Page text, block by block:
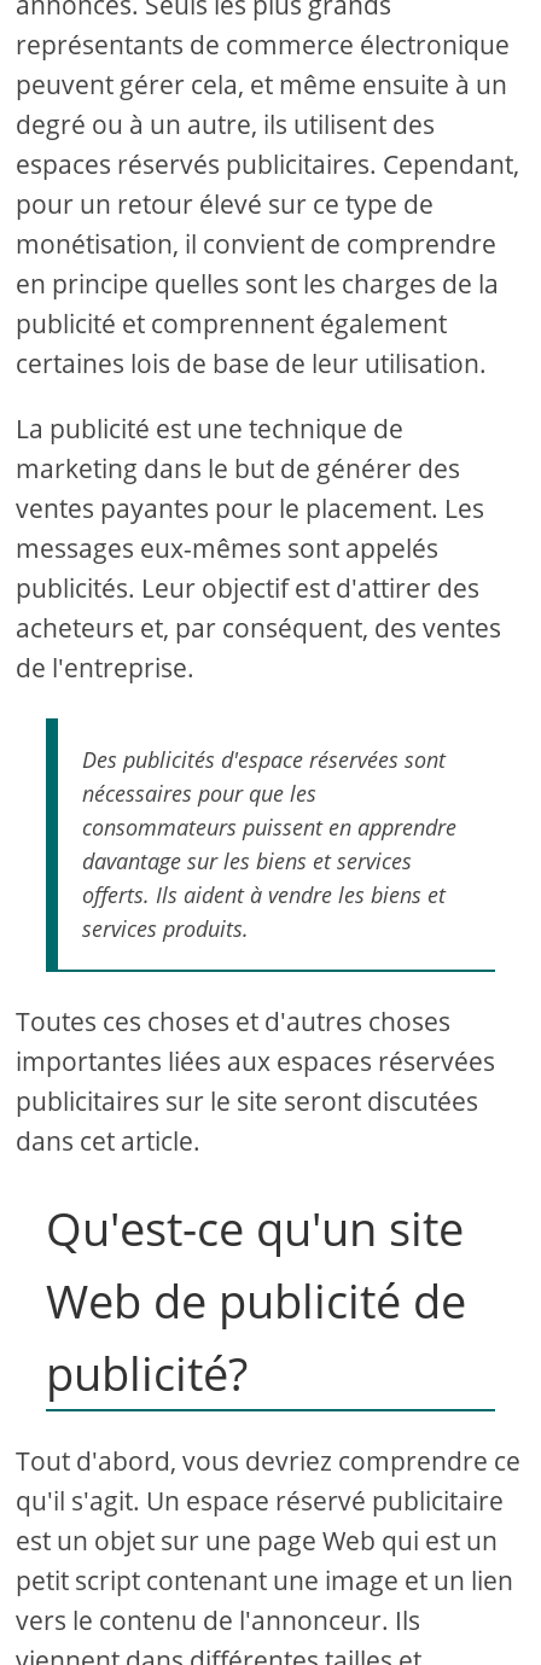
représentants de commerce électronique
peuvent gérer cela, et même ensuite à un
degré ou à un autre, ils utilisent des
espaces réservés publicitaires. Cependant,
pour un retour élevé sur ce type de
monétisation, il convient de comprendre
en principe quelles sont les charges de la
publicité et comprennent également
certaines lois de base de leur utilisation.
La publicité est une technique de
marketing dans le but de générer des
ventes payantes pour le placement. Les
messages eux-mêmes sont appelés
publicités. Leur objectif est d'attirer des
acheteurs et, par conséquent, des ventes
de l'entreprise.
Des publicités d'espace réservées sont
nécessaires pour que les
consommateurs puissent en apprendre
davantage sur les biens et services
offerts. Ils aident à vendre les biens et
services produits.
Toutes ces choses et d'autres choses
importantes liées aux espaces réservées
publicitaires sur le site seront discutées
dans cet article.
Qu'est-ce qu'un site
Web de publicité de
publicité?
Tout d'abord, vous devriez comprendre ce
qu'il s'agit. Un espace réservé publicitaire
est un objet sur une page Web qui est un
petit script contenant une image et un lien
vers le contenu de l'annonceur. Ils